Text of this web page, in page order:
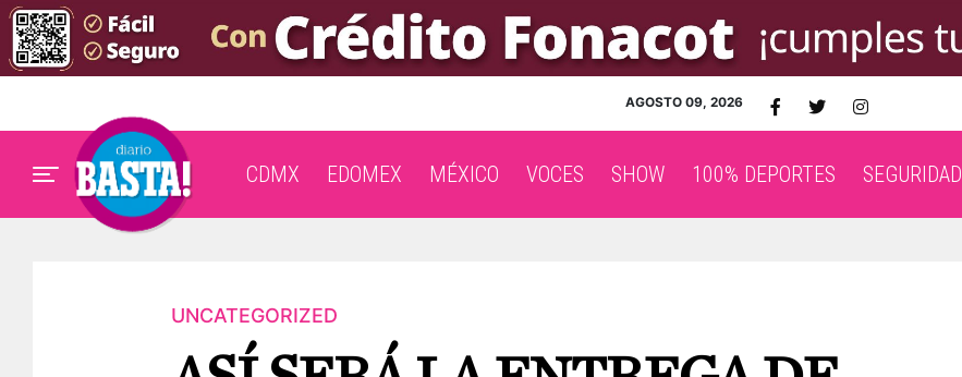
AGOSTO 09, 2026
CDMX EDOMEX MÉXICO VOCES SHOW 100% DEPORTES SEGURIDAD
UNCATEGORIZED